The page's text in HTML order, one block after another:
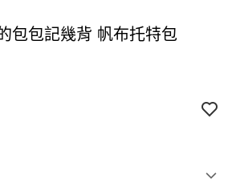
包包記幾背 帆布托特包